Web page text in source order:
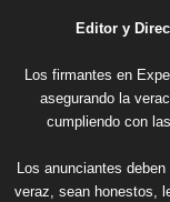
Editor y
Los firmantes en
asegurando la
cumpliendo con
Los anunciantes
veraz, sean honestos,